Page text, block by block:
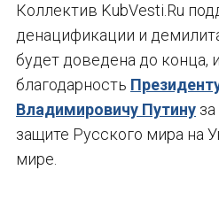
Коллектив KubVesti.Ru
денацификации и
будет доведена до конца,
благодарность
Владимировичу Путину
защите Русского мира на
мире.